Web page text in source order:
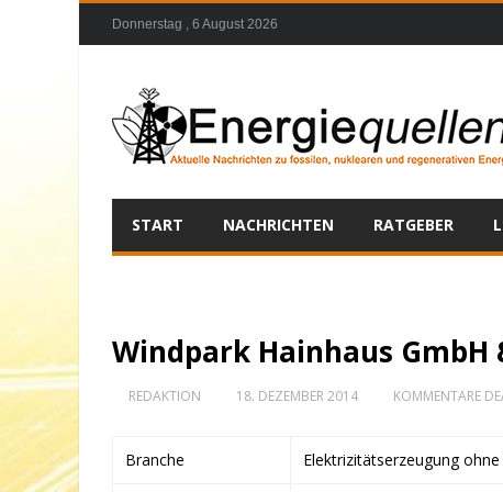
Donnerstag , 6 August 2026
START NACHRICHTEN RATGEBER
Windpark Hainhaus GmbH
REDAKTION 18. DEZEMBER 2014 KOMMENTARE
Branche Elektrizitätserzeugung